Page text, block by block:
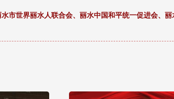
市世界丽水人联合会、丽水中国和平统一促进会、